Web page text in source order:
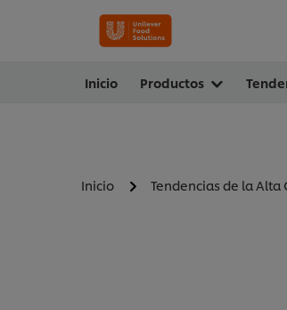
Inicio Productos
Inicio Tendencias de la Alta